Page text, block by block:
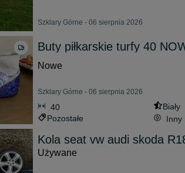
Szklary Górne - 06 sierpnia 2026
Buty piłkarskie turfy 40
Nowe
Szklary Górne - 06 sierpnia 2026
40
Biały
Pozostałe
Inny
Kola seat vw audi skoda
Używane